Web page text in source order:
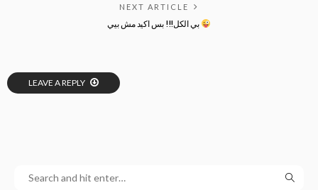
NEXT ARTICLE
بي الكل!!! بس اكيد مش بيي
LEAVE A REPLY